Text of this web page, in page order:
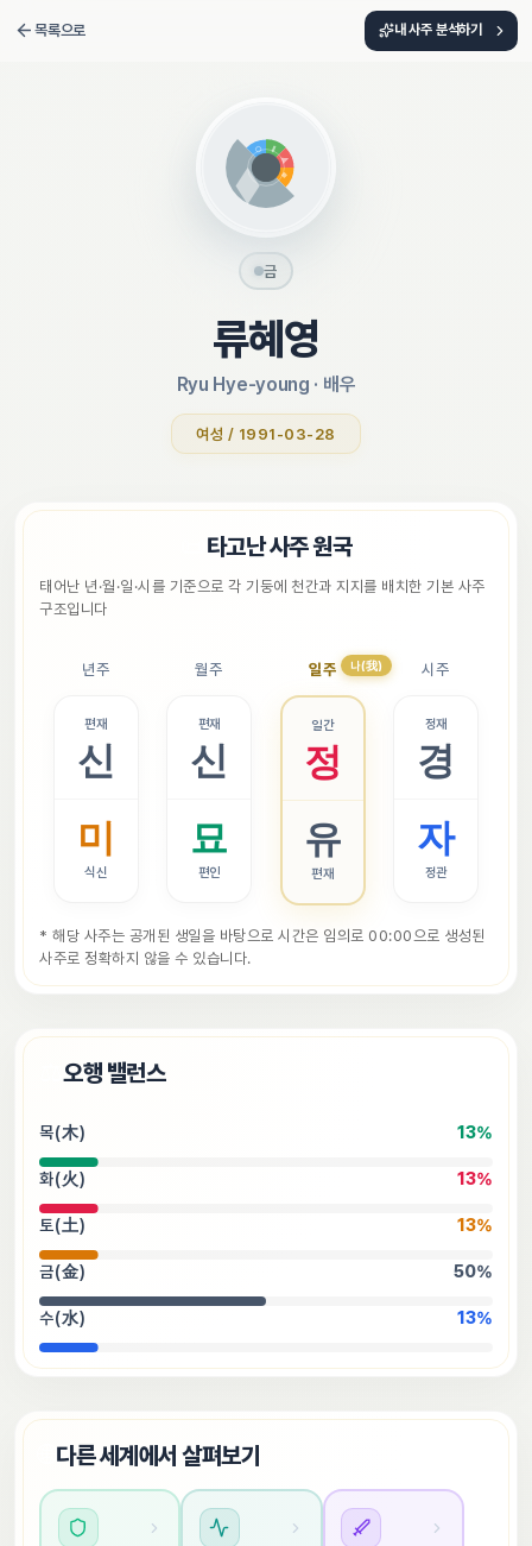
목록으로 내 사주 분석하기
금
류혜영
Ryu Hye-young · 배우
여성 / 1991-03-28
타고난 사주 원국
태어난 년·월·일·시를 기준으로 각 기둥에 천간과 지지를 배치한 기본 사주
구조입니다
시주
정재
경
자
정관
일주
일간
정
유
편재
나(我)
월주
편재
신
묘
편인
년주
편재
신
미
식신
* 해당 사주는 공개된 생일을 바탕으로 시간은 임의로 00:00으로 생성된
사주로 정확하지 않을 수 있습니다.
오행 밸런스
목(木) 13%
화(火) 13%
토(土) 13%
금(金) 50%
수(水) 13%
다른 세계에서 살펴보기